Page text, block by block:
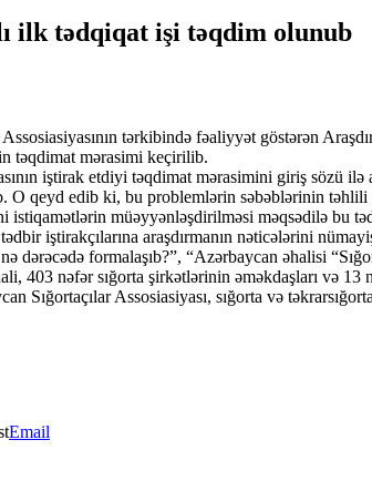
ilk tədqiqat işi təqdim olunub
Assosiasiyasının tərkibində fəaliyyət göstərən
təqdimat mərasimi keçirilib.
iştirak etdiyi təqdimat mərasimini giriş sözü
qeyd edib ki, bu problemlərin səbəblərinin təhlili
istiqamətlərin müəyyənləşdirilməsi məqsədilə bu
iştirakçılarına araşdırmanın nəticələrini
dərəcədə formalaşıb?”, “Azərbaycan əhalisi
403 nəfər sığorta şirkətlərinin əməkdaşları və 13
Sığortaçılar Assosiasiyası, sığorta və
Email